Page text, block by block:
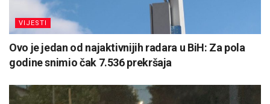
VIJESTI
Ovo je jedan od najaktivnijih radara u BiH: Za pola
godine snimio čak 7.536 prekršaja